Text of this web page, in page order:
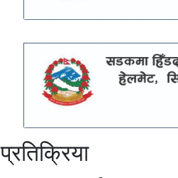
प्रतिक्रिया